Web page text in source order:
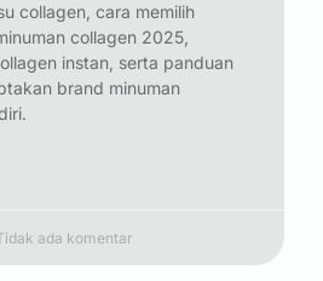
collagen, cara memilih
collagen 2025,
instan, serta panduan
brand minuman
ada komentar